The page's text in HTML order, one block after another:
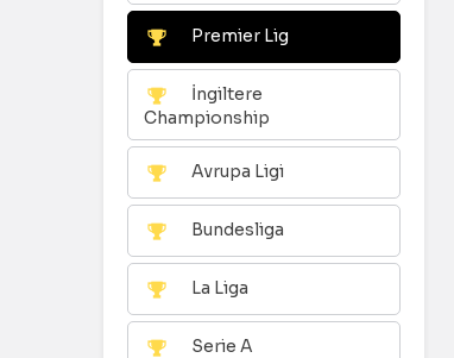
Premier Lig
İngiltere
Championship
Avrupa Ligi
Bundesliga
La Liga
Serie A